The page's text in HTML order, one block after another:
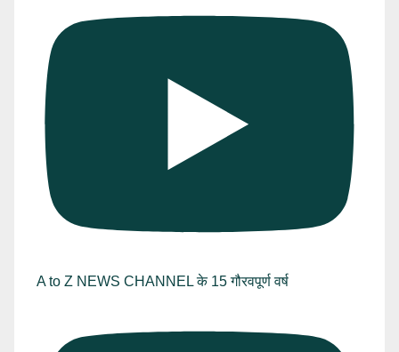
A to Z NEWS CHANNEL के 15 गौरवपूर्ण वर्ष